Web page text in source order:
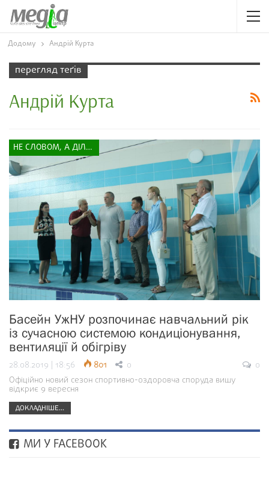
Додому Андрій Курта
перегляд теґів
Андрій Курта
НЕ СЛОВОМ, А ДІЛОМ
Басейн УжНУ розпочинає навчальний рік
із сучасною системою кондиціонування,
вентиляції й обігріву
28.08.2019 | 18:56 801 0
0
Офіційно новий сезон спортивно-оздоровча споруда вишу
відкриє 9 вересня
ДОКЛАДНІШЕ...
МИ У FACEBOOK